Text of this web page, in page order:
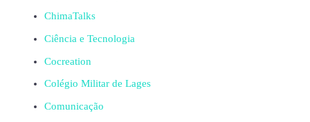
ChimaTalks
Ciência e Tecnologia
Cocreation
Colégio Militar de Lages
Comunicação